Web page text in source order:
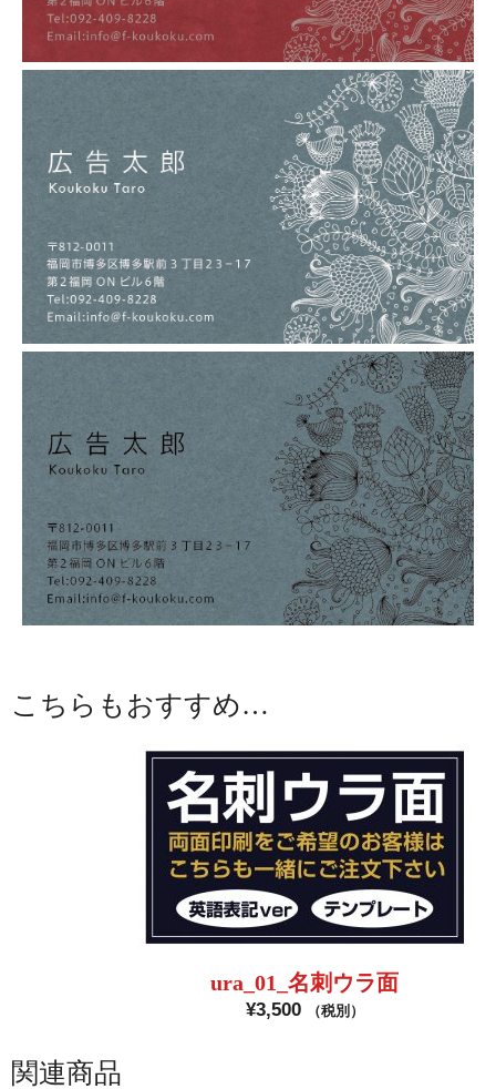
こちらもおすすめ…
ura_01_名刺ウラ面
¥3,500 （税別）
関連商品